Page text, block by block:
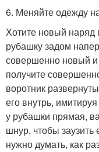
6. Меняйте одежду
Хотите новый наряд
рубашку задом
совершенно новый
получите
воротник
его внутрь,
у рубашки прямая,
шнур, чтобы заузить
нужно думать, как